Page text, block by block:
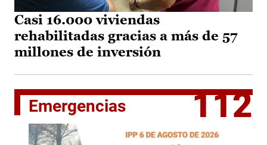
Casi 16.000 viviendas
rehabilitadas gracias a más de 57
millones de inversión
Emergencias 112